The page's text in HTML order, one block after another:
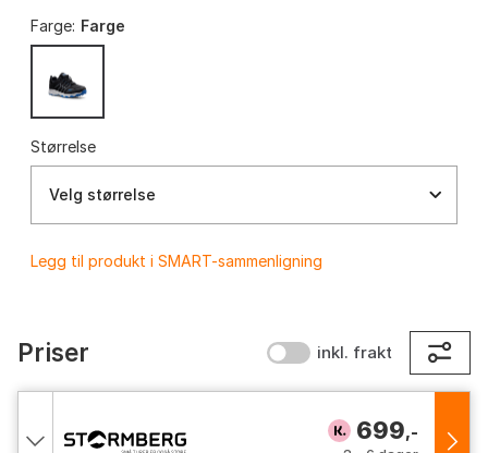
Farge: Farge
Størrelse
Velg størrelse
Legg til produkt i SMART-sammenligning
Priser inkl. frakt
699,-